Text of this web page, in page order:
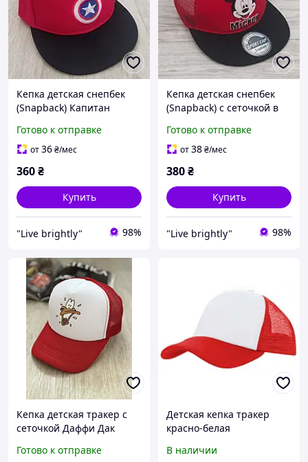
Кепка детская снепбек
(Snapback) Капитан
черным 50-54р (2221)
Готово к отправке
от36₴/мес
360₴
Купить
"Live brightly" 98%
Кепка детская снепбек
(Snapback) с сеточкой в
черным 50-54р (2225)
Готово к отправке
от38₴/мес
380₴
Купить
"Live brightly" 98%
Кепка детская тракер с
сеточкой Даффи Дак
Готово к отправке
Детская кепка тракер
красно-белая
В наличии